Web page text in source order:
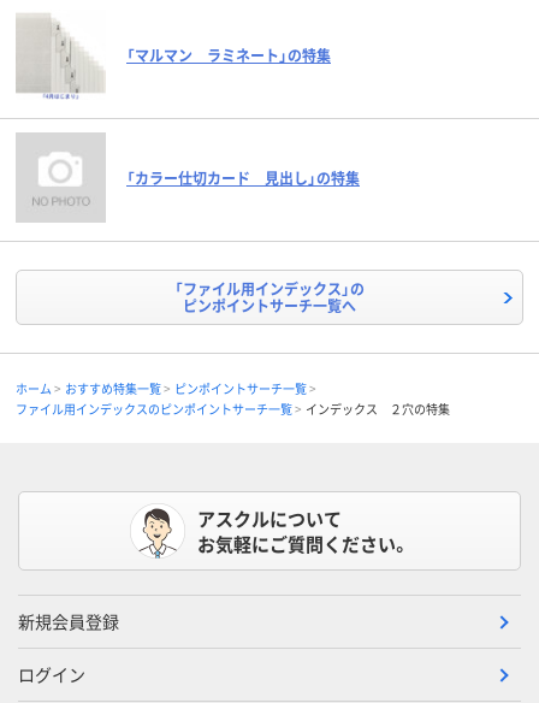
「マルマン ラミネート」の特集
「カラー仕切カード 見出し」の特集
「ファイル用インデックス」の
ピンポイントサーチ一覧へ
ホーム おすすめ特集一覧
ピンポイントサーチ一覧
ファイル用インデックスのピンポイントサーチ一覧
インデックス ２穴の特集
アスクルについて
お気軽にご質問ください。
新規会員登録
ログイン